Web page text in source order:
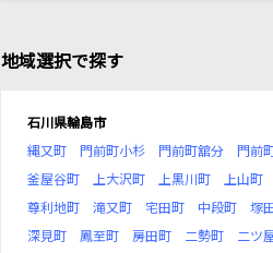
地域選択で探す
石川県輪島市
縄又町
門前町小杉 門前町舘分 門前
釜屋谷町
上大沢町 上黒川町 上山町
尊利地町
滝又町 宅田町 中段町 塚
深見町
鳳至町 房田町 二勢町 二ツ